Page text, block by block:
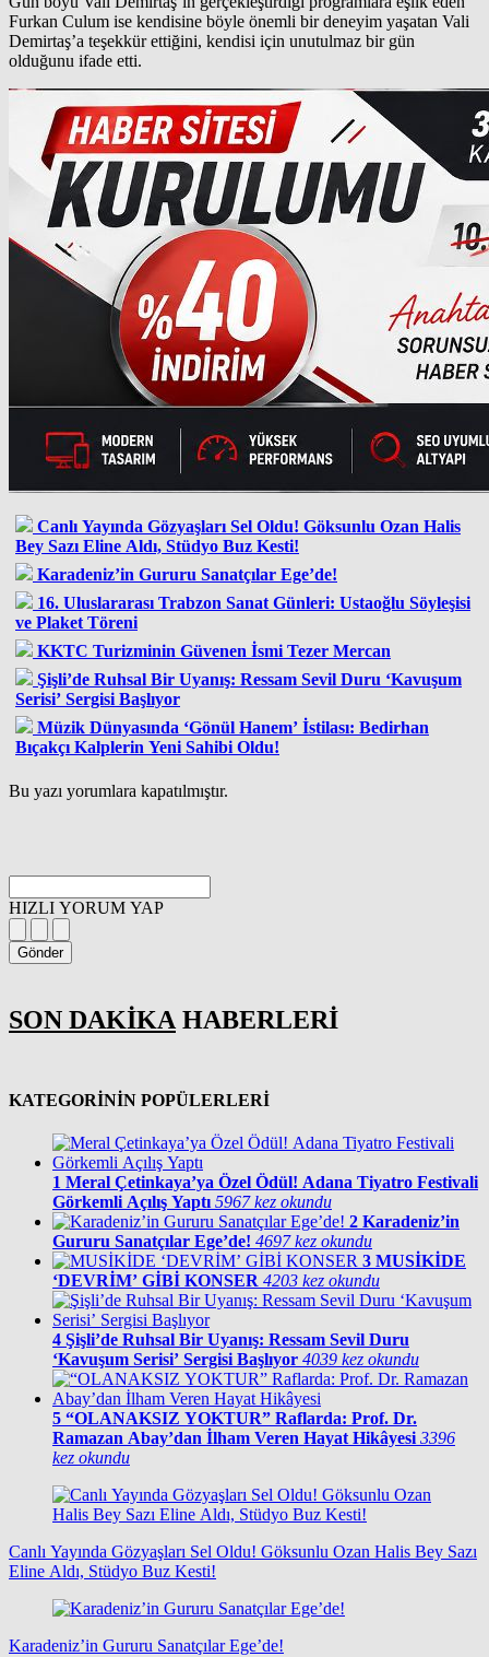
Furkan Culum ise kendisine böyle önemli bir deneyim yaşatan Vali
Demirtaş’a teşekkür ettiğini, kendisi için unutulmaz bir gün
olduğunu ifade etti.
Canlı Yayında Gözyaşları Sel Oldu! Göksunlu Ozan Halis
Bey Sazı Eline Aldı, Stüdyo Buz Kesti!
Karadeniz’in Gururu Sanatçılar Ege’de!
16. Uluslararası Trabzon Sanat Günleri: Ustaoğlu Söyleşisi
ve Plaket Töreni
KKTC Turizminin Güvenen İsmi Tezer Mercan
Şişli’de Ruhsal Bir Uyanış: Ressam Sevil Duru ‘Kavuşum
Serisi’ Sergisi Başlıyor
Müzik Dünyasında ‘Gönül Hanem’ İstilası: Bedirhan
Bıçakçı Kalplerin Yeni Sahibi Oldu!
Bu yazı yorumlara kapatılmıştır.
HIZLI YORUM YAP
Gönder
SON DAKİKA HABERLERİ
KATEGORİNİN POPÜLERLERİ
1 Meral Çetinkaya’ya Özel Ödül! Adana Tiyatro Festivali
Görkemli Açılış Yaptı 5967 kez okundu
2 Karadeniz’in
Gururu Sanatçılar Ege’de! 4697 kez okundu
3 MUSİKİDE
‘DEVRİM’ GİBİ KONSER 4203 kez okundu
4 Şişli’de Ruhsal Bir Uyanış: Ressam Sevil Duru
‘Kavuşum Serisi’ Sergisi Başlıyor 4039 kez okundu
5 “OLANAKSIZ YOKTUR” Raflarda: Prof. Dr.
Ramazan Abay’dan İlham Veren Hayat Hikâyesi 3396
kez okundu
Canlı Yayında Gözyaşları Sel Oldu! Göksunlu Ozan Halis Bey Sazı
Eline Aldı, Stüdyo Buz Kesti!
Karadeniz’in Gururu Sanatçılar Ege’de!